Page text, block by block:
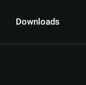
Downloads